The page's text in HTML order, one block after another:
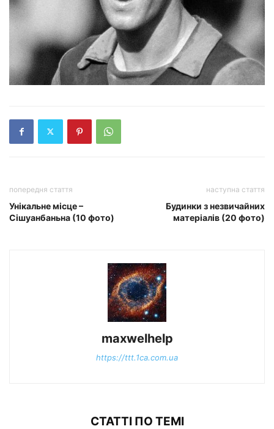
попередня стаття
Унікальне місце –
Сішуанбаньна (10 фото)
наступна стаття
Будинки з незвичайних
матеріалів (20 фото)
maxwelhelp
https://ttt.1ca.com.ua
СТАТТІ ПО ТЕМІ